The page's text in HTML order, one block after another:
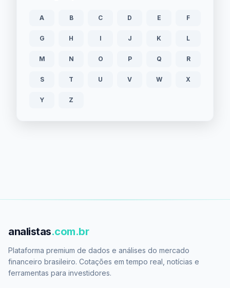
A B C D E F
G H I J K L
M N O P Q R
S T U V W X
Y Z
analistas.com.br
Plataforma premium de dados e análises do mercado
financeiro brasileiro. Cotações em tempo real, notícias e
ferramentas para investidores.